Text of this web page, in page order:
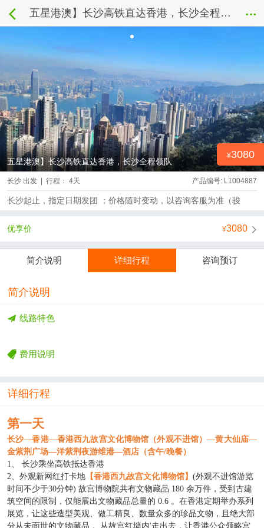
五星港澳】长沙高铁直达香港，长沙全程领队
五星港澳】长沙高铁直达香港，长沙全程领队
3080
产品编号: L1004887
长沙 出发 | 行程： 4天
长沙起止，指定日期发团 ；价格随时变动，以咨询客服为准（骏
3080
优享价
简介说明 详细行程 咨询预订
简介说明
线路特色
费用说明
详细行程
第一天
长沙—香港—香港西九故宫文化博物馆（外观不进馆）—黄大仙庙—
金紫荆广场—洋紫荆夜游维港—酒店（含午/晚餐）
1、 长沙乘坐高铁抵达香港
2、外观新网红打卡地 【香港西九故宫文化博物馆】 (外观不进馆游览
时间不少于30分钟) 故宫博物院共有文物藏品 180 余万件，受到古建
筑空间的限制，仅能展出文物藏品总量的 0.6 。在香港定期举办系列
展览，让这些造型美观、做工精良、数量众多的珍品文物，且绝大部
分从未面世的文物藏品， 从故宫红墙内'走出去，让香港公众领略宫